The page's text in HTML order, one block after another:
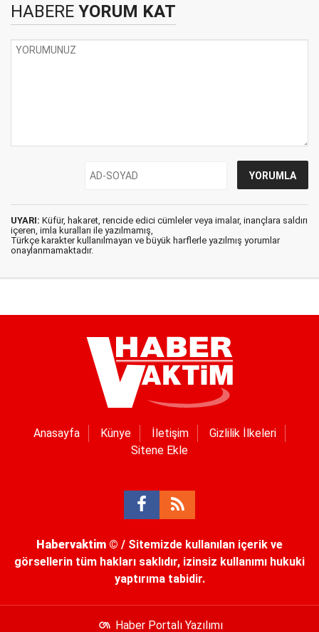
HABERE YORUM KAT
UYARI: Küfür, hakaret, rencide edici cümleler veya imalar, inançlara saldırı
içeren, imla kuralları ile yazılmamış,
Türkçe karakter kullanılmayan ve büyük harflerle yazılmış yorumlar
onaylanmamaktadır.
Anasayfa Künye İletişim
Gizlilik İlkeleri
Sitene Ekle
Habervaktim © / Sitemizde kullanılan içerik ve
görsellerin tüm hakları saklıdır, izinsiz kullanımı hukuki
yaptırıma tabidir.
Haber Portalı Yazılımı